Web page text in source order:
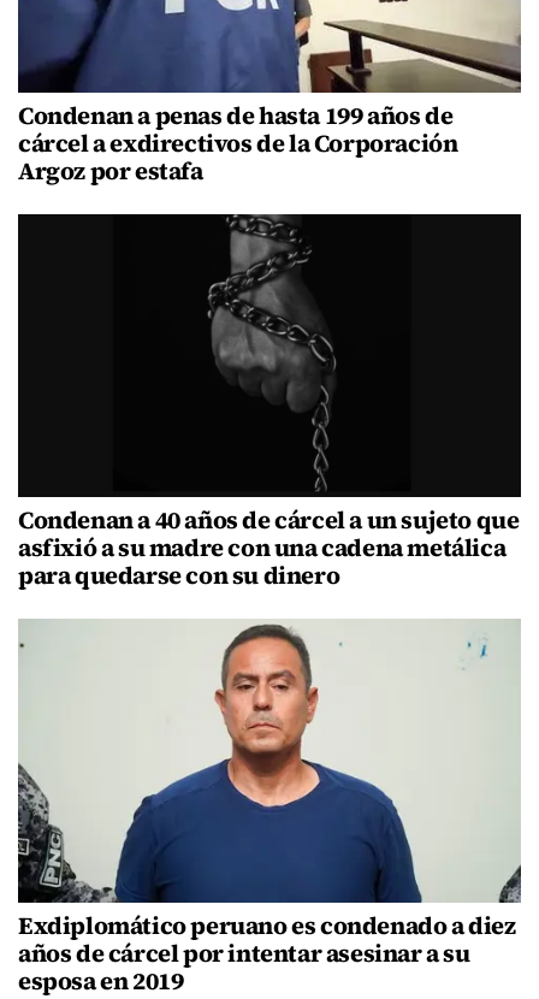
Condenan a penas de hasta 199 años de
cárcel a exdirectivos de la Corporación
Argoz por estafa
Condenan a 40 años de cárcel a un sujeto que
asfixió a su madre con una cadena metálica
para quedarse con su dinero
Exdiplomático peruano es condenado a diez
años de cárcel por intentar asesinar a su
esposa en 2019